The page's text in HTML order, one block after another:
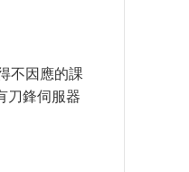
不因應的課
刀鋒伺服器